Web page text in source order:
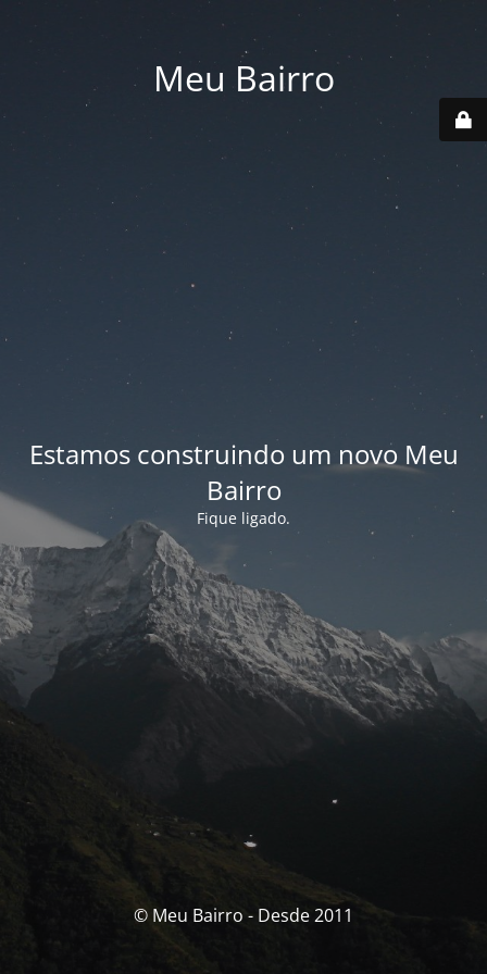
Meu Bairro
Estamos construindo um novo Meu
Bairro
Fique ligado.
© Meu Bairro - Desde 2011